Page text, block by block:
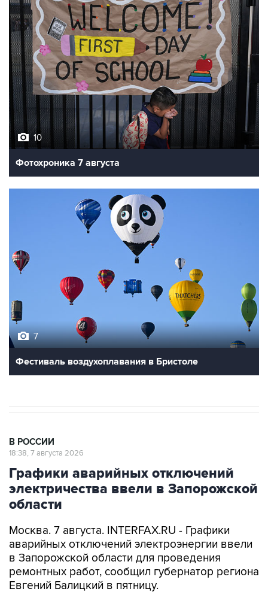
10
Фотохроника 7 августа
7
Фестиваль воздухоплавания в Бристоле
В РОССИИ
18:38, 7 августа 2026
Графики аварийных отключений
электричества ввели в Запорожской
области
Москва. 7 августа. INTERFAX.RU - Графики
аварийных отключений электроэнергии ввели
в Запорожской области для проведения
ремонтных работ, сообщил губернатор региона
Евгений Балицкий в пятницу.